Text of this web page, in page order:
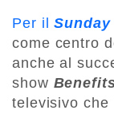
Per il Sunday
come centro
anche al
show
televisivo che